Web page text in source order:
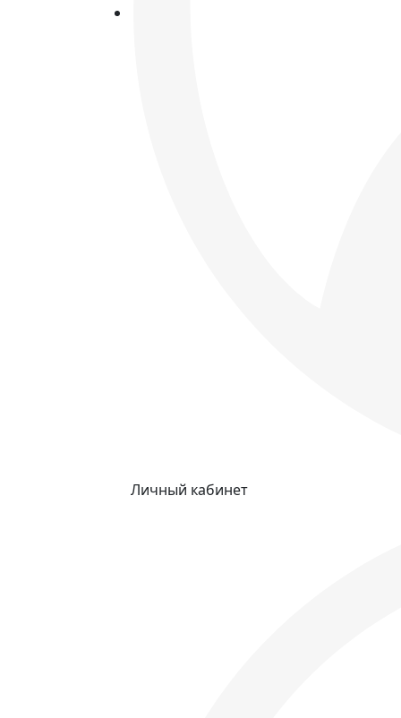
Личный кабинет